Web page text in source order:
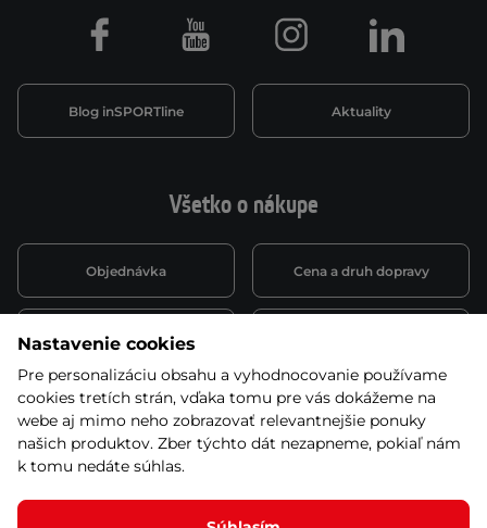
Všetko o nákupe
Objednávka Cena a druh dopravy
Spôsob platby
Montáž a servis Reklamácie a záruka
Kariéra
Blog inSPORTline Aktuality
Facebook Youtube Instagram LinkedIn
Nastavenie cookies
Pre personalizáciu obsahu a vyhodnocovanie používame
cookies tretích strán, vďaka tomu pre vás dokážeme na
webe aj mimo neho zobrazovať relevantnejšie ponuky
našich produktov. Zber týchto dát nezapneme, pokiaľ nám
k tomu nedáte súhlas.